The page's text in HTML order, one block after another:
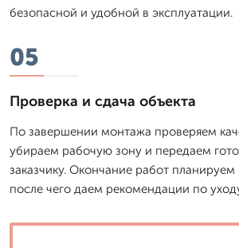
безопасной и удобной в эксплуатации.
05
Проверка и сдача объекта
По завершении монтажа проверяем
убираем рабочую зону и передаем
заказчику. Окончание работ планируем
после чего даем рекомендации по